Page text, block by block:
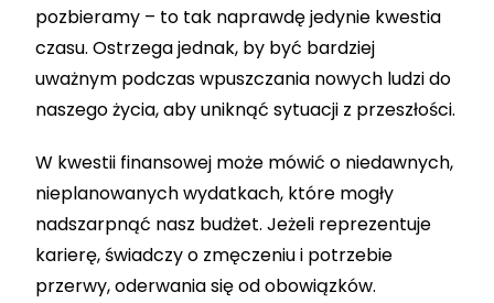
pozbieramy – to tak naprawdę jedynie kwestia
czasu. Ostrzega jednak, by być bardziej
uważnym podczas wpuszczania nowych ludzi do
naszego życia, aby uniknąć sytuacji z przeszłości.
W kwestii finansowej może mówić o niedawnych,
nieplanowanych wydatkach, które mogły
nadszarpnąć nasz budżet. Jeżeli reprezentuje
karierę, świadczy o zmęczeniu i potrzebie
przerwy, oderwania się od obowiązków.